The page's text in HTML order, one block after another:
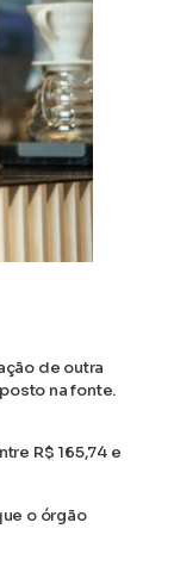
de outra
na fonte.
R$ 165,74 e
o órgão